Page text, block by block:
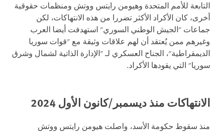
التابعة للأمم المتحدة وهيومن رايتس ووتش ومنظمات حقوقية
أخرى، كان الأكراد الأكثر تضررا من هذه الانتهاكات، لكن
جماعات "الجيش الوطني السوري" استهدفت أيضا العرب
وغيرهم ممن يُعتقد أن لهم علاقات وثيقة مع "قوات سوريا
الديمقراطية"، الجناح العسكري لـ "الإدارة الذاتية لشمال وشرق
سوريا" التي يقودها الأكراد.
الانتهاكات منذ ديسمبر/كانون الأول 2024
منذ سقوط حكومة الأسد، واصلت هيومن رايتس ووتش